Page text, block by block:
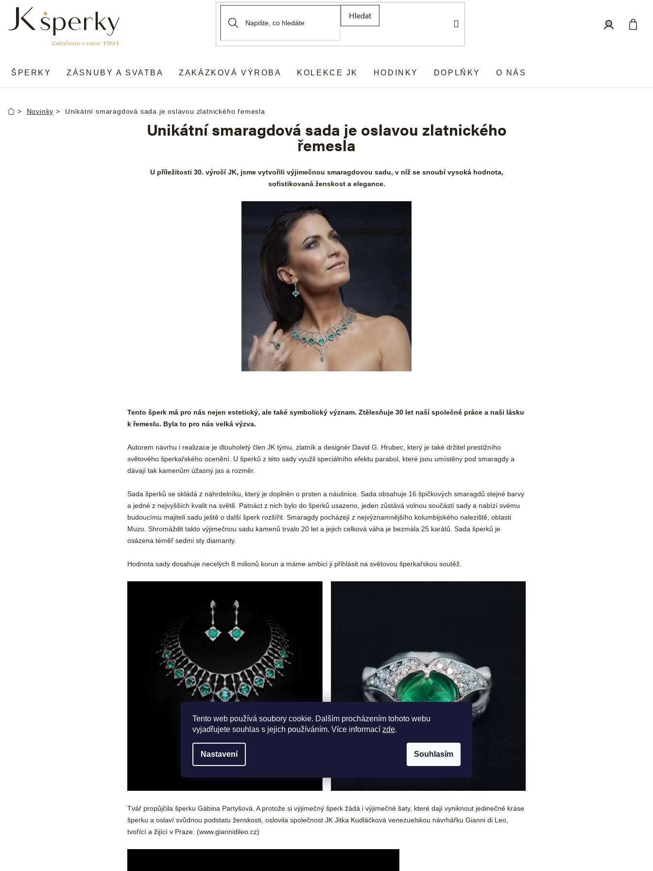
Tento web používá soubory cookie. Dalším procházením tohoto webu
vyjadřujete souhlas s jejich používáním. Více informací zde.
Nastavení Souhlasím
obsah
Hledat
ŠPERKY ZÁSNUBY A SVATBA ZAKÁZKOVÁ VÝROBA KOLEKCE JK HODINKY DOPLŇKY O NÁS
DomůNovinky Unikátní smaragdová sada je oslavou zlatnického řemesla
Unikátní smaragdová sada je oslavou zlatnického
řemesla
U příležitosti 30. výročí JK, jsme vytvořili výjimečnou smaragdovou sadu, v níž se snoubí vysoká hodnota,
sofistikovaná ženskost a elegance.
Tento šperk má pro nás nejen estetický, ale také symbolický význam. Ztělesňuje 30 let naší společné práce a naši lásku
k řemeslu. Byla to pro nás velká výzva.
Autorem návrhu i realizace je dlouholetý člen JK týmu, zlatník a designér David G. Hrubec , který je také držitel prestižního
světového šperkařského ocenění. U šperků z této sady využil speciálního efektu parabol, které jsou umístěny pod smaragdy a
dávají tak kamenům úžasný jas a rozměr.
Sada šperků se skládá z náhrdelníku, který je doplněn o prsten a náušnice. Sada obsahuje 16 špičkových smaragdů stejné barvy
a jedné z nejvyšších kvalit na světě. Patnáct z nich bylo do šperků usazeno, jeden zůstává volnou součástí sady a nabízí svému
budoucímu majiteli sadu ještě o další šperk rozšířit. Smaragdy pocházejí z nejvýznamnějšího kolumbijského naleziště, oblasti
Muzo. Shromáždit takto výjimečnou sadu kamenů trvalo 20 let a jejich celková váha je bezmála 25 karátů. Sada šperků je
osázena téměř sedmi sty diamanty.
Hodnota sady dosahuje necelých 8 milionů korun a máme ambici ji přihlásit na světovou šperkařskou soutěž.
Tvář propůjčila šperku Gábina Partyšová. A protože si výjimečný šperk žádá i výjimečné šaty, které dají vyniknout jedinečné kráse
šperku a oslaví svůdnou podstatu ženskosti, oslovila společnost JK Jitka Kudláčková venezuelskou návrhářku Gianni di Leo,
tvořící a žijící v Praze. (www.giannidileo.cz)